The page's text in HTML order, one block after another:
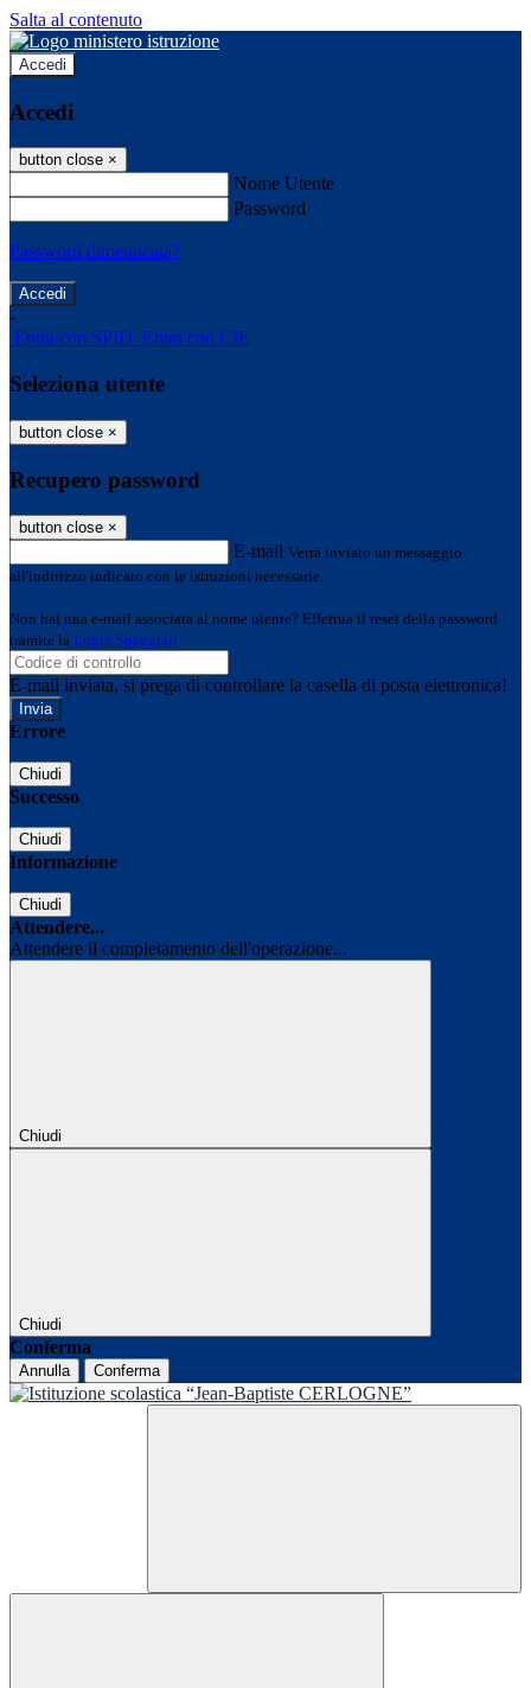
Salta al contenuto
Accedi
Accedi
button close ×
Nome Utente
Password
Password dimenticata?
-
Entra con SPID Entra con CIE
Seleziona utente
button close ×
Recupero password
button close ×
E-mail Verrà inviato un messaggio
all'indirizzo indicato con le istruzioni necessarie.
Non hai una e-mail associata al nome utente? Effettua il reset della password
tramite la Login Spaggiari
E-mail inviata, si prega di controllare la casella di posta elettronica!
Errore
Chiudi
Successo
Chiudi
Informazione
Chiudi
Attendere...
Attendere il completamento dell'operazione...
Chiudi
Chiudi
Conferma
Annulla Conferma